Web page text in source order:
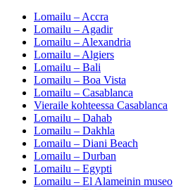
Lomailu – Accra
Lomailu – Agadir
Lomailu – Alexandria
Lomailu – Algiers
Lomailu – Bali
Lomailu – Boa Vista
Lomailu – Casablanca
Vieraile kohteessa Casablanca
Lomailu – Dahab
Lomailu – Dakhla
Lomailu – Diani Beach
Lomailu – Durban
Lomailu – Egypti
Lomailu – El Alameinin museo